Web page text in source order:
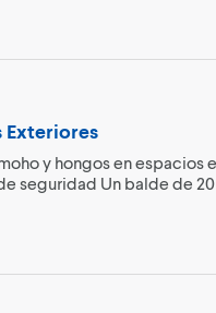
Exteriores
y hongos en espacios
seguridad Un balde de